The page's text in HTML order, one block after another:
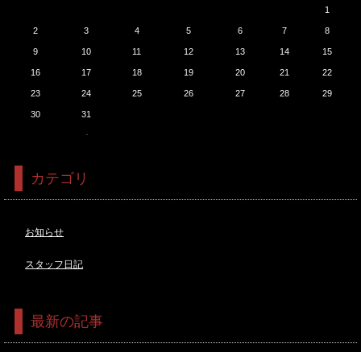
1
2 3 4 5 6 7 8
9 10 11 12 13 14 15
16 17 18 19 20 21 22
23 24 25 26 27 28 29
30 31
カテゴリ
お知らせ
スタッフ日記
最新の記事